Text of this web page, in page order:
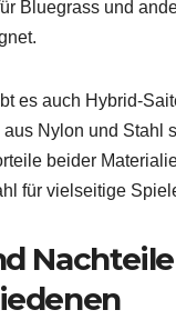
Bluegrass und
es auch Hybrid-
aus Nylon und Stahl
beider
für vielseitige